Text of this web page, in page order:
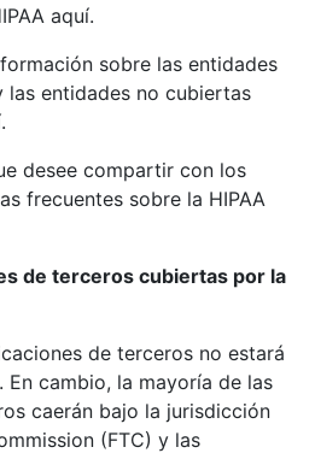
aquí.
sobre las entidades
las entidades no cubiertas
.
desee compartir con los
frecuentes sobre la HIPAA
de terceros cubiertas por la
de terceros no estará
En cambio, la mayoría de las
caerán bajo la jurisdicción
(FTC) y las